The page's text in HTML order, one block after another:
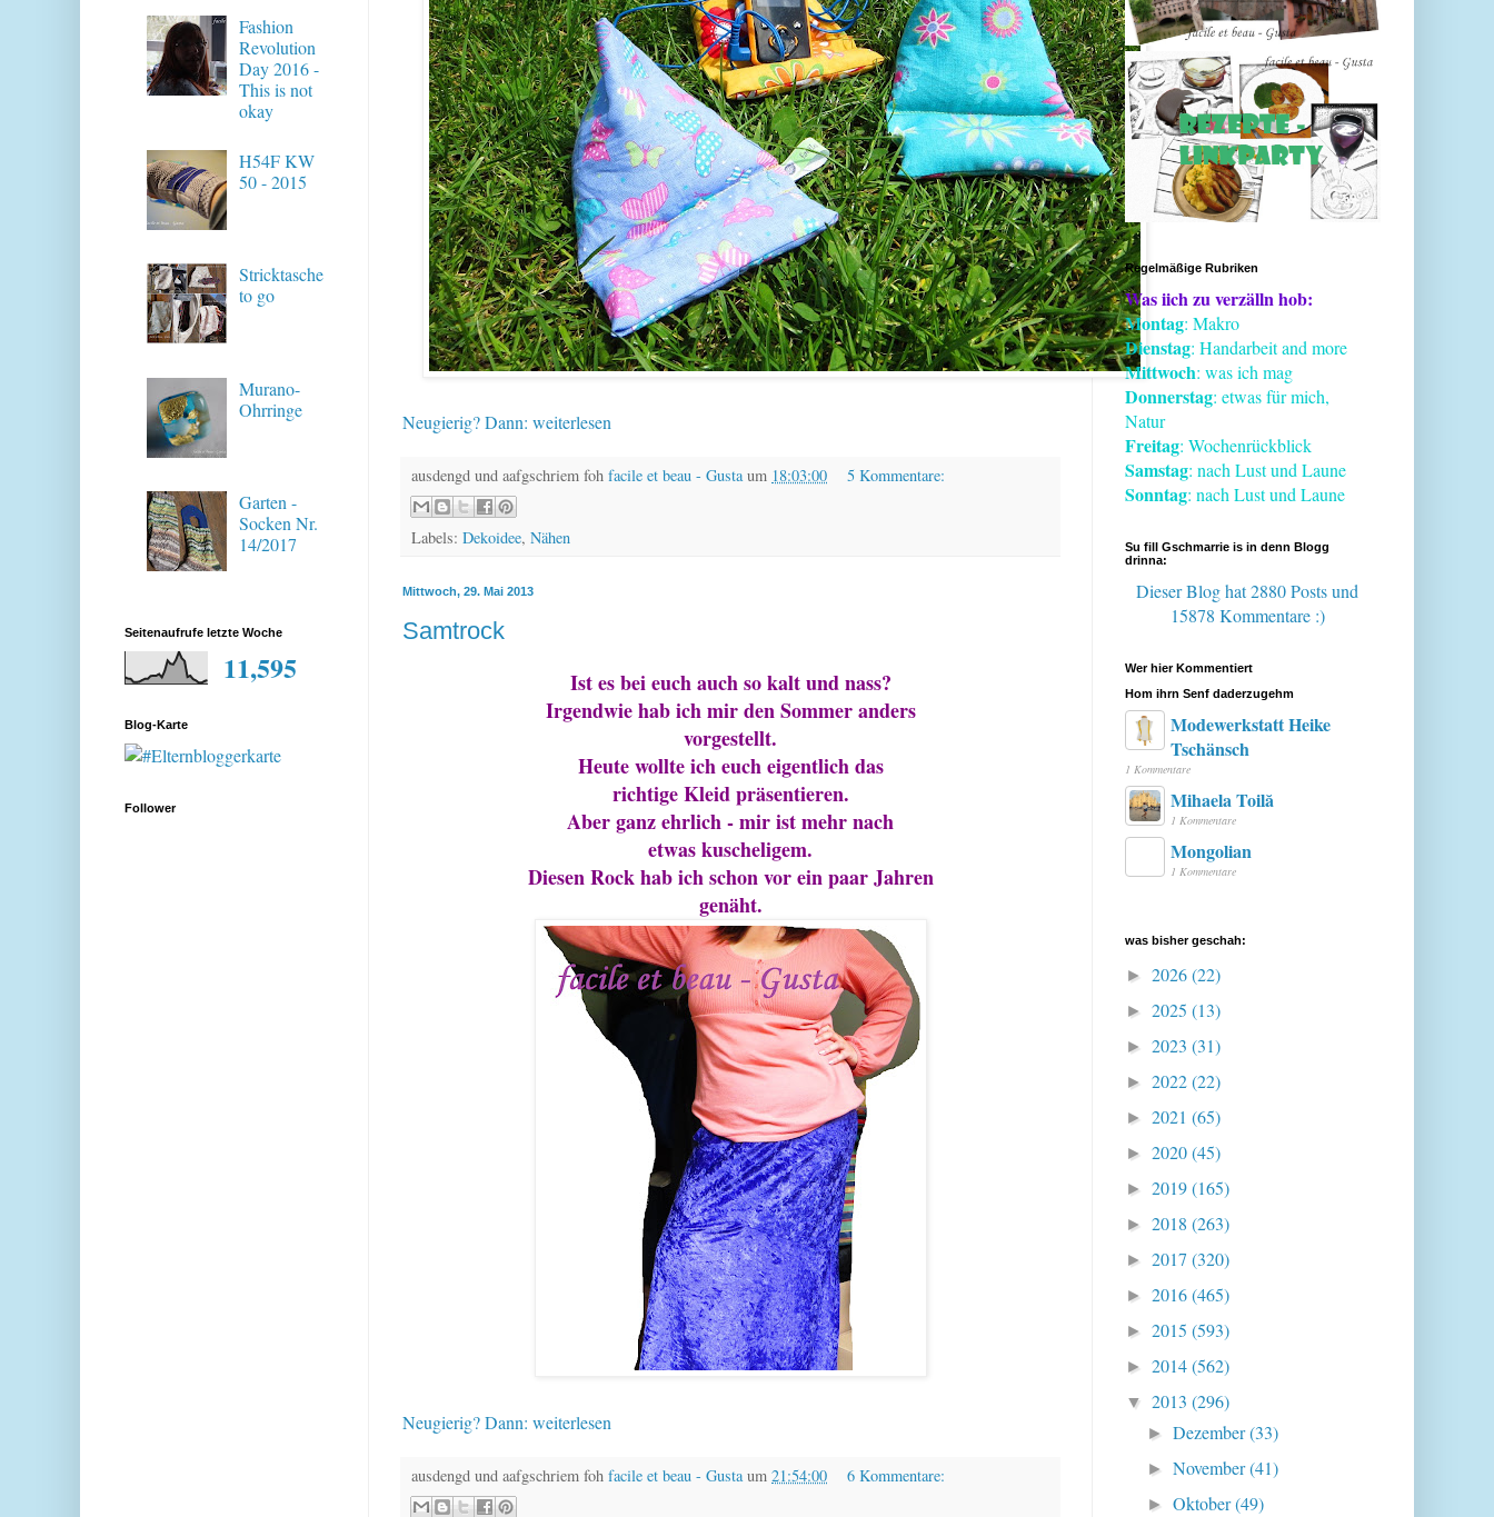
Neugierig? Dann: weiterlesen
ausdengd und aafgschriem foh facile et beau - Gusta um 18:03:00 5 Kommentare:
Labels: Dekoidee, Nähen
Mittwoch, 29. Mai 2013
Samtrock
Ist es bei euch auch so kalt und nass?
Irgendwie hab ich mir den Sommer anders
vorgestellt.
Heute wollte ich euch eigentlich das
richtige Kleid präsentieren.
Aber ganz ehrlich - mir ist mehr nach
etwas kuscheligem.
Diesen Rock hab ich schon vor ein paar Jahren
genäht.
Neugierig? Dann: weiterlesen
ausdengd und aafgschriem foh facile et beau - Gusta um 21:54:00 6 Kommentare:
Fashion
Revolution
Day 2016 -
This is not
okay
H54F KW
50 - 2015
Stricktasche
to go
Murano-
Ohrringe
Garten -
Socken Nr.
14/2017
Seitenaufrufe letzte Woche
11,595
Blog-Karte
Follower
Regelmäßige Rubriken
Was iich zu verzälln hob:
Montag: Makro
Dienstag: Handarbeit and more
Mittwoch: was ich mag
Donnerstag: etwas für mich,
Natur
Freitag: Wochenrückblick
Samstag: nach Lust und Laune
Sonntag: nach Lust und Laune
Su fill Gschmarrie is in denn Blogg
drinna:
Dieser Blog hat 2880 Postsund
15878 Kommentare :)
Wer hier Kommentiert
Hom ihrn Senf daderzugehm
Modewerkstatt Heike
Tschänsch
1 Kommentare
Mihaela Toilă
1 Kommentare
Mongolian
1 Kommentare
was bisher geschah:
► 2026(22)
► 2025 (13)
► 2023 (31)
► 2022(22)
► 2021 (65)
► 2020(45)
► 2019(165)
► 2018 (263)
► 2017 (320)
► 2016(465)
► 2015 (593)
► 2014(562)
▼ 2013 (296)
►Dezember(33)
►November(41)
►Oktober(49)